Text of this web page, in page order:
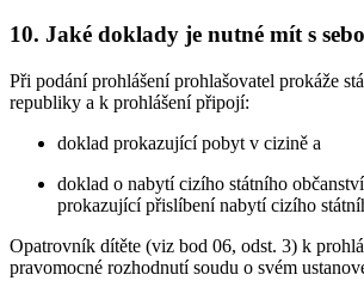
10. Jaké doklady je nutné mít s
Při podání prohlášení prohlašovatel prokáže
republiky a k prohlášení připojí:
doklad prokazující pobyt v cizině a
doklad o nabytí cizího státního
prokazující přislíbení nabytí cizího
Opatrovník dítěte (viz bod 06, odst. 3) k
pravomocné rozhodnutí soudu o svém